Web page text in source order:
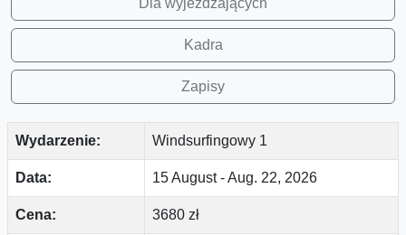
Dla wyjeżdżających
Kadra
Zapisy
Wydarzenie: Windsurfingowy 1
Data: 15 August-Aug. 22, 2026
Cena: 3680 zł